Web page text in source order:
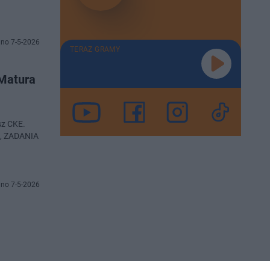
7-5-2026
CKE.
ZADANIA
7-5-2026
TERAZ GRAMY